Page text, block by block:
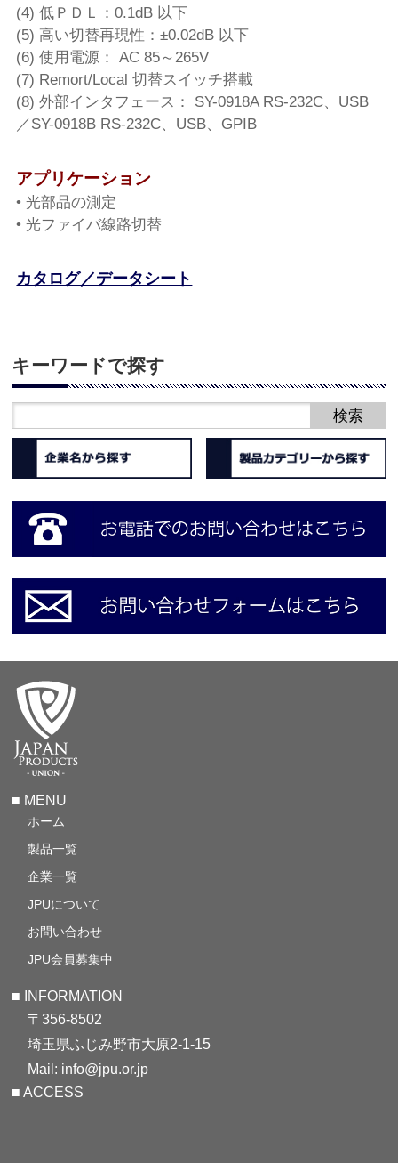
(4) 低ＰＤＬ：0.1dB 以下
(5) 高い切替再現性：±0.02dB 以下
(6) 使用電源： AC 85～265V
(7) Remort/Local 切替スイッチ搭載
(8) 外部インタフェース： SY-0918A RS-232C、USB
／SY-0918B RS-232C、USB、GPIB
アプリケーション
• 光部品の測定
• 光ファイバ線路切替
カタログ／データシート
キーワードで探す
■ MENU
ホーム
製品一覧
企業一覧
JPUについて
お問い合わせ
JPU会員募集中
■ INFORMATION
〒356-8502
埼玉県ふじみ野市大原2-1-15
Mail: info@jpu.or.jp
■ ACCESS